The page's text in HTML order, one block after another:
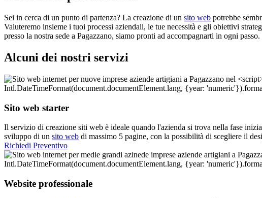
Sei in cerca di un punto di partenza? La creazione di un sito web potrebbe
Valuteremo insieme i tuoi processi aziendali, le tue necessità e gli obiettivi
presso la nostra sede a Pagazzano, siamo pronti ad accompagnarti in ogni
Alcuni dei nostri servizi
Sito web starter
Il servizio di creazione siti web è ideale quando l'azienda si trova nella fase
sviluppo di un sito web di massimo 5 pagine, con la possibilità di scegliere il
Richiedi Preventivo
Website professionale